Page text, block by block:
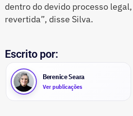
dentro do devido processo
revertida”, disse Silva.
Escrito por:
Berenice Seara
Ver publicações